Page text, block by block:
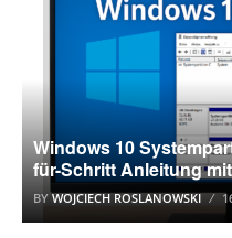
Windows 10
für-Schritt Anleitung
BYWOJCIECH ROSLANOWSKI